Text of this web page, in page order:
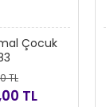
Çocuk
TL
TL